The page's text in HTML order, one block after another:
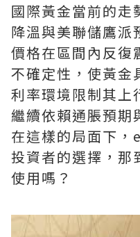
國際黃金當前的走
降溫與美聯儲鷹派
價格在區間內反復
不確定性，使黃金
利率環境限制其上
繼續依賴通脹預期
在這樣的局面下，
投資者的選擇，那
使用嗎？